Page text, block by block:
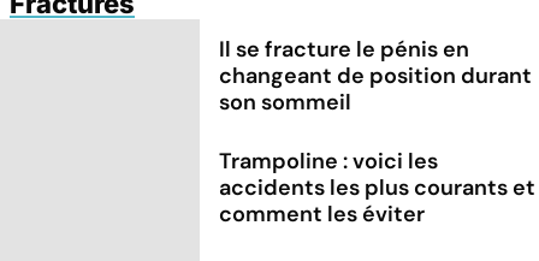
Il se fracture le pénis en
changeant de position durant
son sommeil
Trampoline : voici les
accidents les plus courants et
comment les éviter